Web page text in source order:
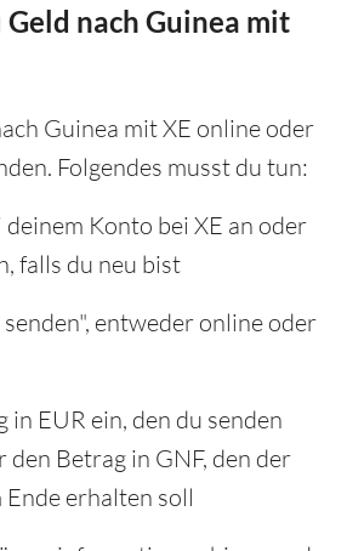
Geld nach Guinea mit
Guinea mit XE online oder
Folgendes musst du tun:
Konto bei XE an oder
falls du neu bist
entweder online oder
in EUR ein, den du senden
den Betrag in GNF, den der
Ende erhalten soll